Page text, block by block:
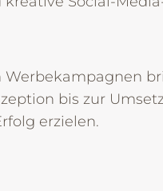
Werbekampagnen
bis zur
erzielen.